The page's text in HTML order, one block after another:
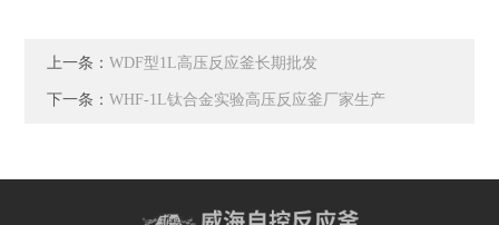
上一条：WDF型1L高压反应釜长期批发
下一条：WHF-1L钛合金实验高压反应釜厂家生产